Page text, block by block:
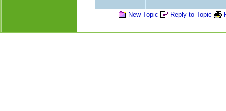
New Topic Reply to Topic